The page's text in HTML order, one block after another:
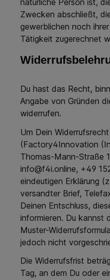
natürliche Person ist,
Zwecken abschließt,
gewerblichen noch
Tätigkeit zugerechnet
Du hast das Recht,
Angabe von Gründen
widerrufen.
Um Dein
(Factory4Innovation
Thomas-Mann-Straße
info@f4i.online, +49
eindeutigen Erklärung
versandter Brief,
Deinen Entschluss,
informieren. Du kannst
Muster-
jedoch nicht
Die Widerrufsfrist
Tag, an dem Du oder